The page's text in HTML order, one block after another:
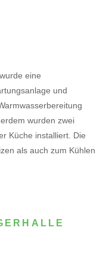
eine
und
wurden zwei
Küche installiert. Die
als auch zum Kühlen